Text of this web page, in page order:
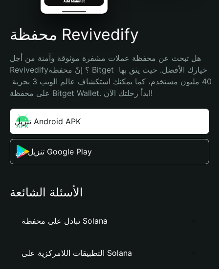
Español (Argentina)
محفظة Revivedify
هل تبحث عن محفظة عملات مشفرة موثوقة وآمنة من أجل
Revivedify؟ إنّ محفظة Bitget خيارك الأفضل. حيث يثق بها
على محفظة Bitget Wallet. ابدأ رحلتك الآن!
تنزيل Android APK
تنزيل من Google Play
الأسئلة الشائعة
تبادل على محفظة Solana
التطبيقات اللامركزية على Solana